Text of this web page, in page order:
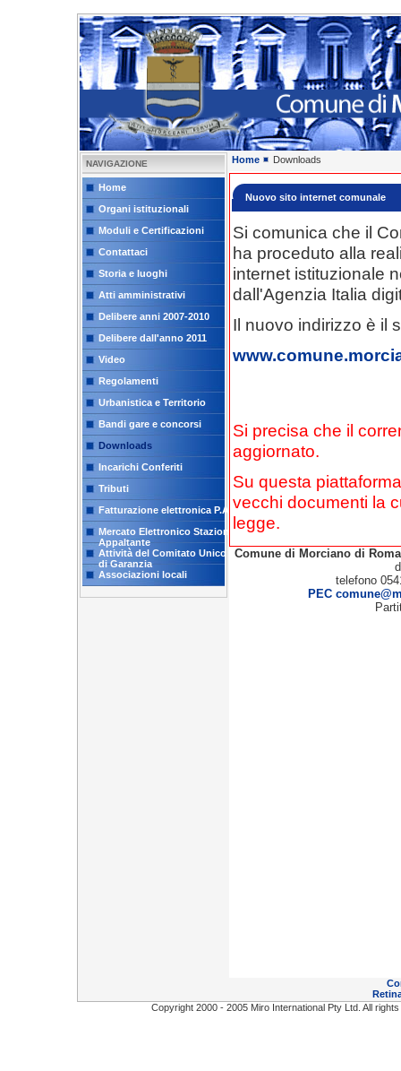
NAVIGAZIONE
Home
Organi istituzionali
Moduli e Certificazioni
Contattaci
Storia e luoghi
Atti amministrativi
Delibere anni 2007-2010
Delibere dall'anno 2011
Video
Regolamenti
Urbanistica e Territorio
Bandi gare e concorsi
Downloads
Incarichi Conferiti
Tributi
Fatturazione elettronica P.A.
Mercato Elettronico Stazione
Appaltante
Attività del Comitato Unico
di Garanzia
Associazioni locali
Home Downloads
Nuovo sito internet comunale
Si comunica che il
ha proceduto alla
internet istituzionale
dall'Agenzia Italia
Il nuovo indirizzo è il
Si precisa che il
aggiornato.
Su questa
vecchi documenti la
legge.
Comune di Morciano di
telefono
PEC
Copyright 2000 - 2005 Miro International Pty Ltd. All